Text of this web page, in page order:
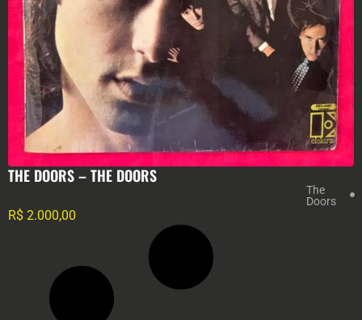
THE DOORS – THE DOORS
The
Doors
R$ 2.000,00